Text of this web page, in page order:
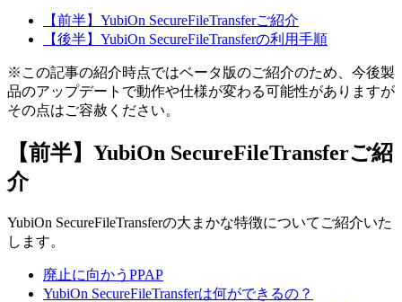
【前半】YubiOn SecureFileTransferご紹介
【後半】YubiOn SecureFileTransferの利用手順
※この記事の紹介時点ではベータ版のご紹介のため、今後製
品のアップデートで動作や仕様が変わる可能性がありますが
その点はご容赦ください。
【前半】YubiOn SecureFileTransferご紹
介
YubiOn SecureFileTransferの大まかな特徴についてご紹介いた
します。
廃止に向かうPPAP
YubiOn SecureFileTransferは何ができるの？